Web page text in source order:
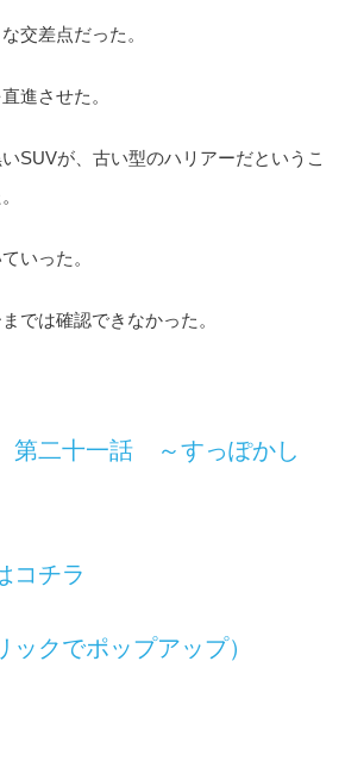
交差点だった。
進させた。
SUVが、古い型のハリアーだというこ
いった。
では確認できなかった。
第二十一話 ～すっぽかし
コチラ
ックでポップアップ）